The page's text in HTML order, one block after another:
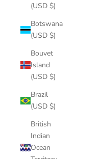
(USD $)
Botswana
(USD $)
Bouvet
Island
(USD $)
Brazil
(USD $)
British
Indian
Ocean